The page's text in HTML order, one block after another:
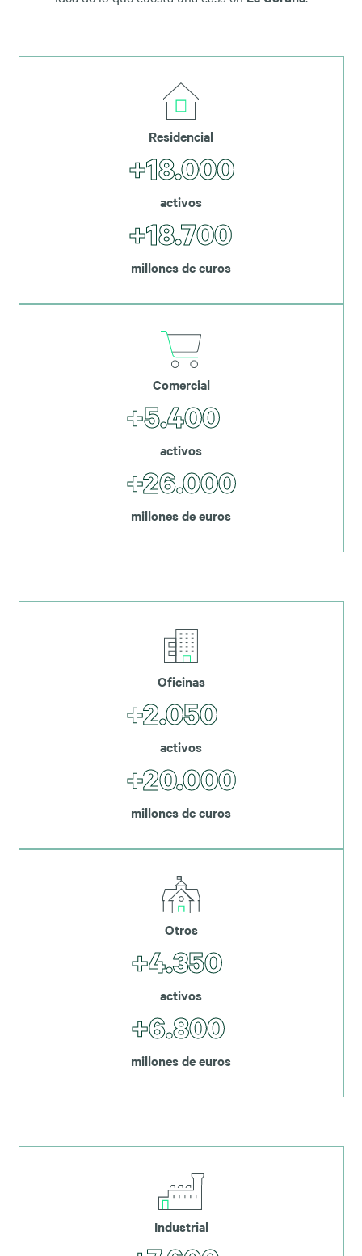
Residencial
+18.000
activos
+18.700
millones de euros
Comercial
+5.400
activos
+26.000
millones de euros
Oficinas
+2.050
activos
+20.000
millones de euros
Otros
+4.350
activos
+6.800
millones de euros
Industrial